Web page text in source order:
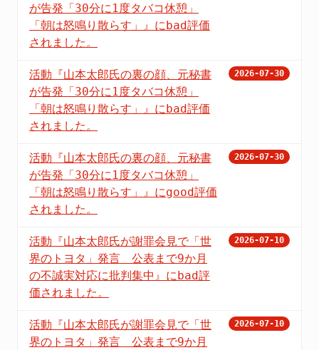
が告発「30分に1度タバコ休憩」
「朝は怒鳴り散らす」』にbad評価
されました。
活動『山本太郎氏の裏の顔、元秘書
が告発「30分に1度タバコ休憩」
「朝は怒鳴り散らす」』にbad評価
されました。
2026-07-30
活動『山本太郎氏の裏の顔、元秘書
が告発「30分に1度タバコ休憩」
「朝は怒鳴り散らす」』にgood評価
されました。
2026-07-30
活動『山本太郎氏が謝罪会見で「世
界のトヨタ」発言 公表まで9か月
の不誠実対応に批判集中』にbad評
価されました。
2026-07-10
活動『山本太郎氏が謝罪会見で「世
界のトヨタ」発言 公表まで9か月
2026-07-10